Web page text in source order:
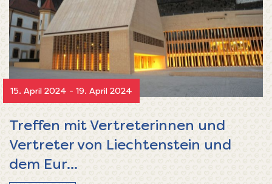
15. April 2024 - 19. April 2024
Treffen mit Vertreterinnen und
Vertreter von Liechtenstein und
dem Eur...